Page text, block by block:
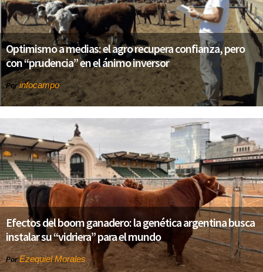
Optimismo a medias: el agro recupera confianza, pero
con “prudencia” en el ánimo inversor
Porinfocampo
Efectos del boom ganadero: la genética argentina busca
instalar su “vidriera” para el mundo
PorEzequiel Morales